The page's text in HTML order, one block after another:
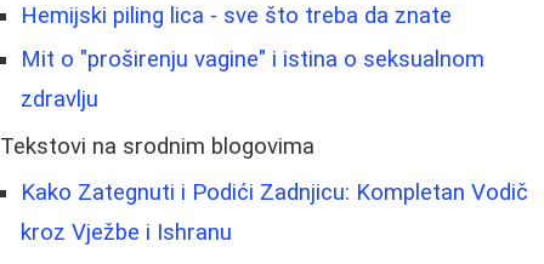
Hemijski piling lica - sve što treba da znate
Mit o "proširenju vagine" i istina o seksualnom
zdravlju
Tekstovi na srodnim blogovima
Kako Zategnuti i Podići Zadnjicu: Kompletan Vodič
kroz Vježbe i Ishranu